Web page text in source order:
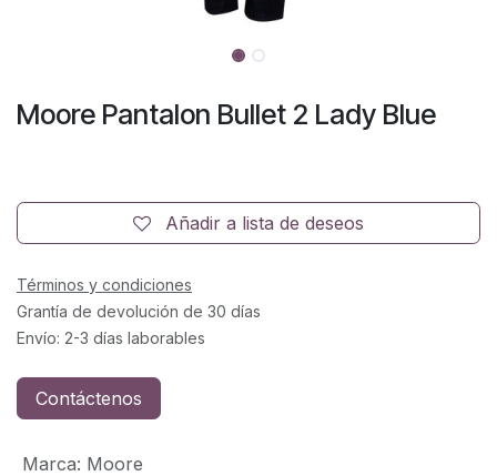
Moore Pantalon Bullet 2 Lady Blue
Añadir a lista de deseos
Términos y condiciones
Grantía de devolución de 30 días
Envío: 2-3 días laborables
Contáctenos
Marca: Moore